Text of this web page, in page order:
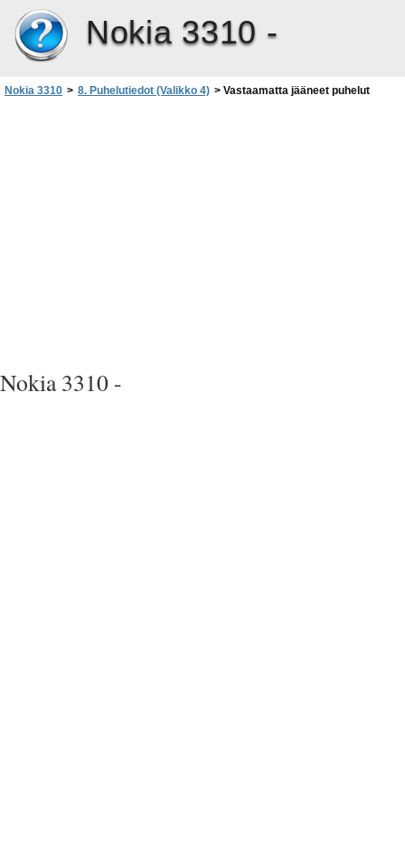
Nokia 3310 -
Nokia 3310 > 8. Puhelutiedot (Valikko 4) > Vastaamatta jääneet puhelut
Nokia 3310 -